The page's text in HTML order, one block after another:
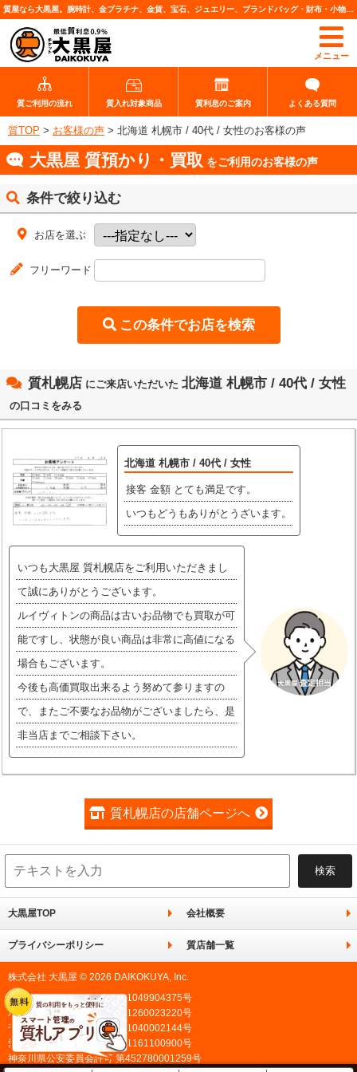
メニュー
質ご利用の流れ 質入れ対象商品 質利息のご案内 よくある質問
質TOP > お客様の声 > 北海道 札幌市 / 40代 / 女性のお客様の声
大黒屋 質預かり・買取 をご利用のお客様の声
条件で絞り込む
お店を選ぶ
フリーワード
質札幌店 にご来店いただいた 北海道 札幌市 / 40代 / 女性
の口コミをみる
北海道 札幌市 / 40代 / 女性
接客 金額 とても満足です。
いつもどうもありがとうざいます。
いつも大黒屋 質札幌店をご利用いただきまし
て誠にありがとうございます。
ルイヴィトンの商品は古いお品物でも買取が可
能ですし、状態が良い商品は非常に高値になる
場合もございます。
今後も高価買取出来るよう努めて参りますの
で、またご不要なお品物がございましたら、是
非当店までご相談下さい。
質札幌店の店舗ページへ
大黒屋TOP 会社概要
プライバシーポリシー 質店舗一覧
株式会社 大黒屋 © 2026 DAIKOKUYA, Inc.
東京都公安委員会許可 第301049904375号
埼玉県公安委員会許可 第431260023220号
千葉県公安委員会許可 第441040002144号
愛知県公安委員会許可 第541161100900号
神奈川県公安委員会許可 第452780001259号